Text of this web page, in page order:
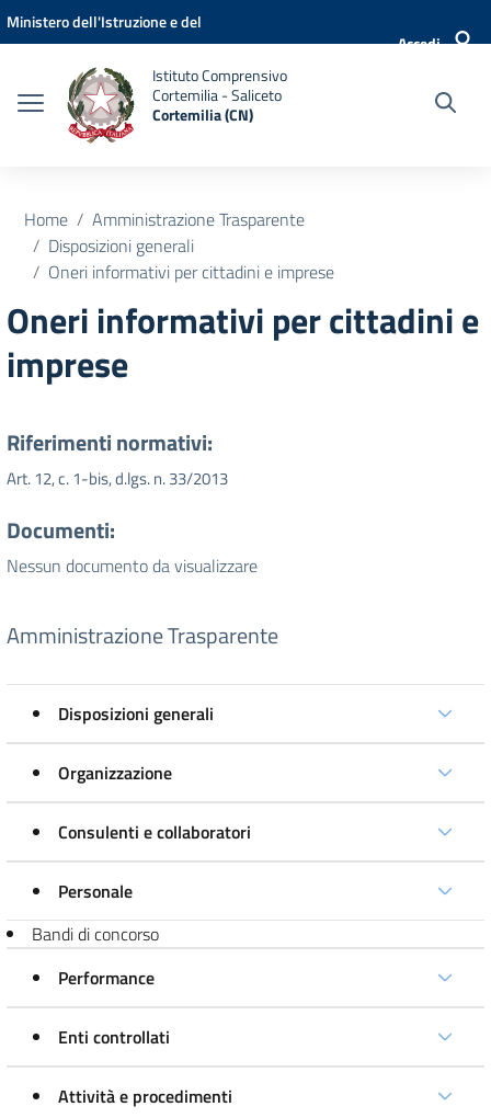
Vai ai contenuti
Vai al menu di navigazione
Vai al footer
Ministero dell'Istruzione e del
Accedi
Istituto Comprensivo
Cortemilia - Saliceto
Cortemilia (CN)
Home
Amministrazione Trasparente
Disposizioni generali
Oneri informativi per cittadini e imprese
Oneri informativi per cittadini e
imprese
Riferimenti normativi:
Art. 12, c. 1-bis, d.lgs. n. 33/2013
Documenti:
Nessun documento da visualizzare
Amministrazione Trasparente
Disposizioni generali
Organizzazione
Consulenti e collaboratori
Personale
Bandi di concorso
Performance
Enti controllati
Attività e procedimenti